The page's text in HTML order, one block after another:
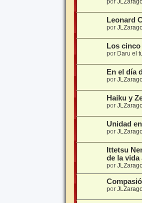
Leonard
por
Los
por Daru el
En el día
por
Haiku y
por
Unidad
por
Ittetsu
de la vida
por
por